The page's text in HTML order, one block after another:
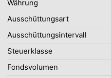
Währung
Ausschüttungsart
Ausschüttungsintervall
Steuerklasse
Fondsvolumen